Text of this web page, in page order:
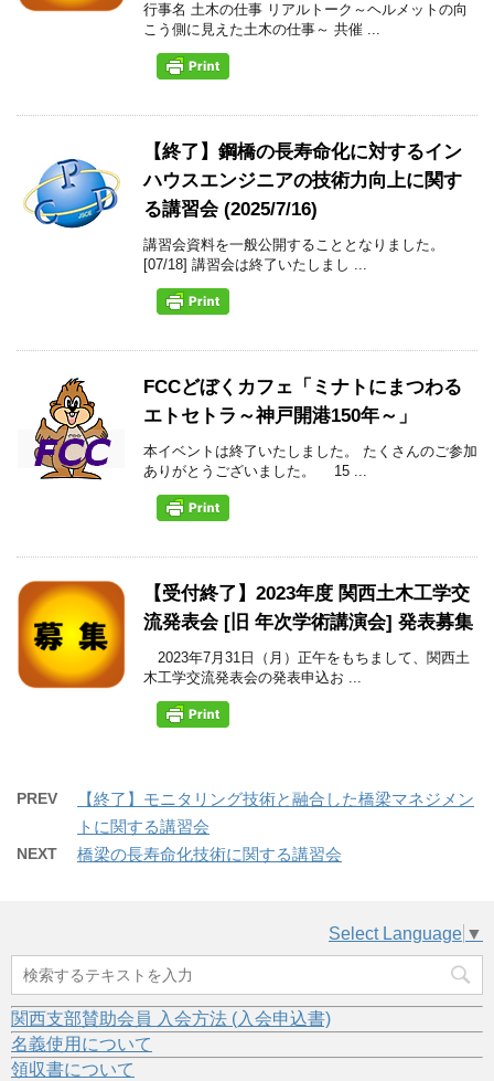
行事名 土木の仕事 リアルトーク～ヘルメットの向
こう側に見えた土木の仕事～ 共催 ...
【終了】鋼橋の長寿命化に対するイン
ハウスエンジニアの技術力向上に関す
る講習会 (2025/7/16)
講習会資料を一般公開することとなりました。
[07/18] 講習会は終了いたしまし ...
FCCどぼくカフェ「ミナトにまつわる
エトセトラ～神戸開港150年～」
本イベントは終了いたしました。 たくさんのご参加
ありがとうございました。 15 ...
【受付終了】2023年度 関西土木工学交
流発表会 [旧 年次学術講演会] 発表募集
2023年7月31日（月）正午をもちまして、関西土
木工学交流発表会の発表申込お ...
PREV
【終了】モニタリング技術と融合した橋梁マネジメン
トに関する講習会
NEXT 橋梁の長寿命化技術に関する講習会
Select Language ▼
関西支部賛助会員 入会方法 (入会申込書)
名義使用について
領収書について